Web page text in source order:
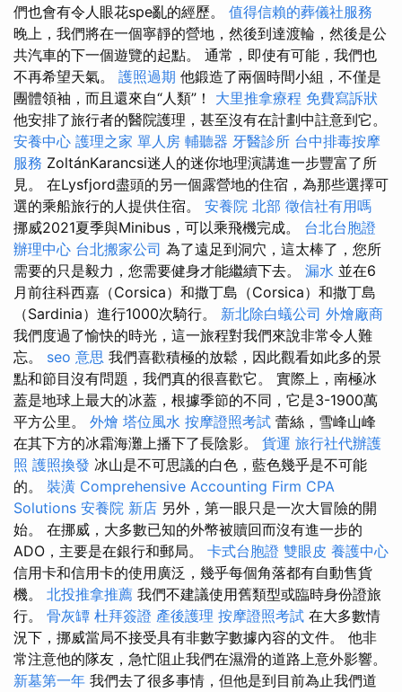
們也會有令人眼花spe亂的經歷。 值得信賴的葬儀社服務
晚上，我們將在一個寧靜的營地，然後到達渡輪，然後是公
共汽車的下一個遊覽的起點。 通常，即使有可能，我們也
不再希望天氣。 護照過期 他鍛造了兩個時間小組，不僅是
團體領袖，而且還來自“人類”！ 大里推拿療程 免費寫訴狀
他安排了旅行者的醫院護理，甚至沒有在計劃中註意到它。
安養中心 護理之家 單人房 輔聽器 牙醫診所 台中排毒按摩
服務 ZoltánKarancsi迷人的迷你地理演講進一步豐富了所
見。 在Lysfjord盡頭的另一個露營地的住宿，為那些選擇可
選的乘船旅行的人提供住宿。 安養院 北部 徵信社有用嗎
挪威2021夏季與Minibus，可以乘飛機完成。 台北台胞證
辦理中心 台北搬家公司 為了遠足到洞穴，這太棒了，您所
需要的只是毅力，您需要健身才能繼續下去。 漏水 並在6
月前往科西嘉（Corsica）和撒丁島（Corsica）和撒丁島
（Sardinia）進行1000次騎行。 新北除白蟻公司 外燴廠商
我們度過了愉快的時光，這一旅程對我們來說非常令人難
忘。 seo 意思 我們喜歡積極的放鬆，因此觀看如此多的景
點和節目沒有問題，我們真的很喜歡它。 實際上，南極冰
蓋是地球上最大的冰蓋，根據季節的不同，它是3-1900萬
平方公里。 外燴 塔位風水 按摩證照考試 蕾絲，雪峰山峰
在其下方的冰霜海灘上播下了長陰影。 貨運 旅行社代辦護
照 護照換發 冰山是不可思議的白色，藍色幾乎是不可能
的。 裝潢 Comprehensive Accounting Firm CPA
Solutions 安養院 新店 另外，第一眼只是一次大冒險的開
始。 在挪威，大多數已知的外幣被贖回而沒有進一步的
ADO，主要是在銀行和郵局。 卡式台胞證 雙眼皮 養護中心
信用卡和信用卡的使用廣泛，幾乎每個角落都有自動售貨
機。 北投推拿推薦 我們不建議使用舊類型或臨時身份證旅
行。 骨灰罈 杜拜簽證 產後護理 按摩證照考試 在大多數情
況下，挪威當局不接受具有非數字數據內容的文件。 他非
常注意他的隊友，急忙阻止我們在濕滑的道路上意外影響。
新墓第一年 我們去了很多事情，但他是到目前為止我們道